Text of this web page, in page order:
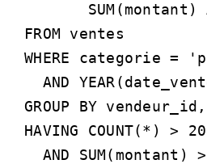
SUM(montant)
FROM ventes
WHERE categorie =
AND
GROUP BY
HAVING
AND SUM(montant)